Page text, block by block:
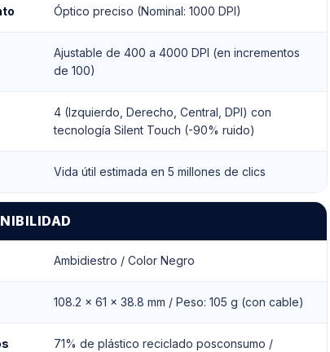
Óptico preciso (Nominal: 1000 DPI)
Ajustable de 400 a 4000 DPI (en incrementos
de 100)
4 (Izquierdo, Derecho, Central, DPI) con
tecnología Silent Touch (-90% ruido)
Vida útil estimada en 5 millones de clics
Ambidiestro / Color Negro
108.2 x 61 x 38.8 mm / Peso: 105 g (con cable)
71% de plástico reciclado posconsumo /